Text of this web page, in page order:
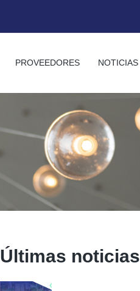
PROVEEDORES NOTICIAS
Últimas noticias